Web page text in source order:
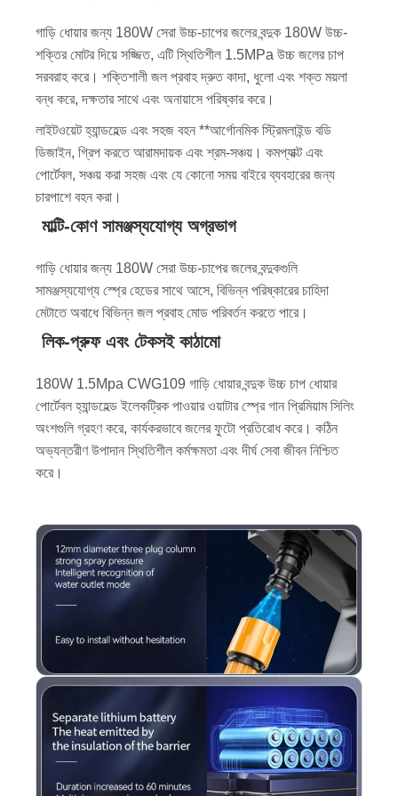
গাড়ি ধোয়ার জন্য 180W সেরা উচ্চ-চাপের জলের বন্দুক 180W উচ্চ-
শক্তির মোটর দিয়ে সজ্জিত, এটি স্থিতিশীল 1.5MPa উচ্চ জলের চাপ
সরবরাহ করে। শক্তিশালী জল প্রবাহ দ্রুত কাদা, ধুলো এবং শক্ত ময়লা
বন্ধ করে, দক্ষতার সাথে এবং অনায়াসে পরিষ্কার করে।
লাইটওয়েট হ্যান্ডহেল্ড এবং সহজ বহন **আর্গোনমিক স্ট্রিমলাইন্ড বডি
ডিজাইন, গ্রিপ করতে আরামদায়ক এবং শ্রম-সঞ্চয়। কমপ্যাক্ট এবং
পোর্টেবল, সঞ্চয় করা সহজ এবং যে কোনো সময় বাইরে ব্যবহারের জন্য
চারপাশে বহন করা।
মাল্টি-কোণ সামঞ্জস্যযোগ্য অগ্রভাগ
গাড়ি ধোয়ার জন্য 180W সেরা উচ্চ-চাপের জলের বন্দুকগুলি
সামঞ্জস্যযোগ্য স্প্রে হেডের সাথে আসে, বিভিন্ন পরিষ্কারের চাহিদা
মেটাতে অবাধে বিভিন্ন জল প্রবাহ মোড পরিবর্তন করতে পারে।
লিক-প্রুফ এবং টেকসই কাঠামো
180W 1.5Mpa CWG109 গাড়ি ধোয়ার বন্দুক উচ্চ চাপ ধোয়ার
পোর্টেবল হ্যান্ডহেল্ড ইলেকট্রিক পাওয়ার ওয়াটার স্প্রে গান প্রিমিয়াম সিলিং
অংশগুলি গ্রহণ করে, কার্যকরভাবে জলের ফুটো প্রতিরোধ করে। কঠিন
অভ্যন্তরীণ উপাদান স্থিতিশীল কর্মক্ষমতা এবং দীর্ঘ সেবা জীবন নিশ্চিত
করে।